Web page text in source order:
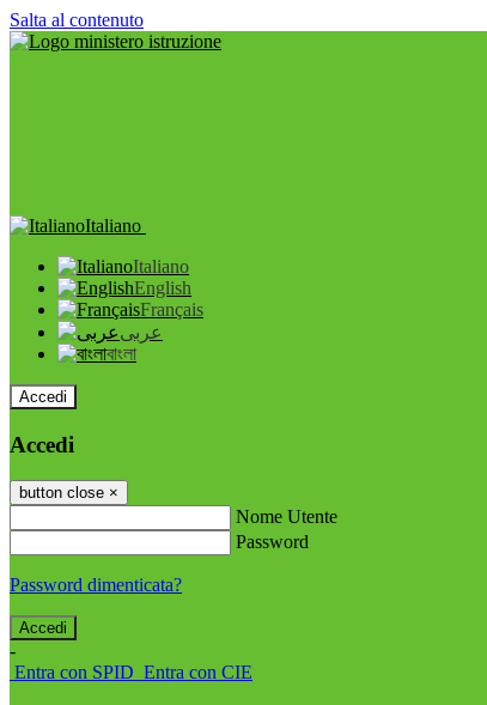
Salta al contenuto
Italiano
Italiano
English
Français
عربى
বাংলা
Accedi
Accedi
button close ×
Nome Utente
Password
Password dimenticata?
-
Entra con SPID Entra con CIE